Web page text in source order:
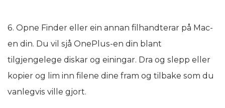
6. Opne Finder eller ein annan filhandterar på Mac-
en din. Du vil sjå OnePlus-en din blant
tilgjengelege diskar og einingar. Dra og slepp eller
kopier og lim inn filene dine fram og tilbake som du
vanlegvis ville gjort.